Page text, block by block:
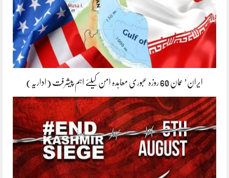
ایران’ عمان 60 روزہ عبوری معاہدہ امن کیلئے اہم پیشرفت (اداریہ)